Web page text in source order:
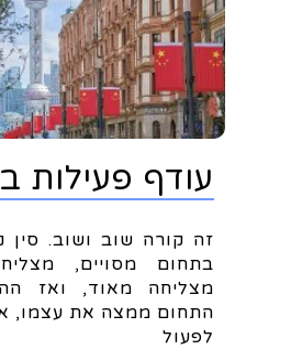
עודף פעילות
זה קורה שוב ושוב. סין
בתחום מסויים,
מצליחה מאוד, ואז
התחום ממצה את עצמו,
לפעול